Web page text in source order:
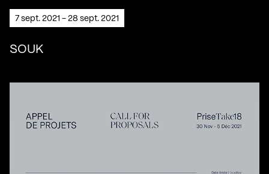
7 sept. 2021 - 28 sept. 2021
SOUK